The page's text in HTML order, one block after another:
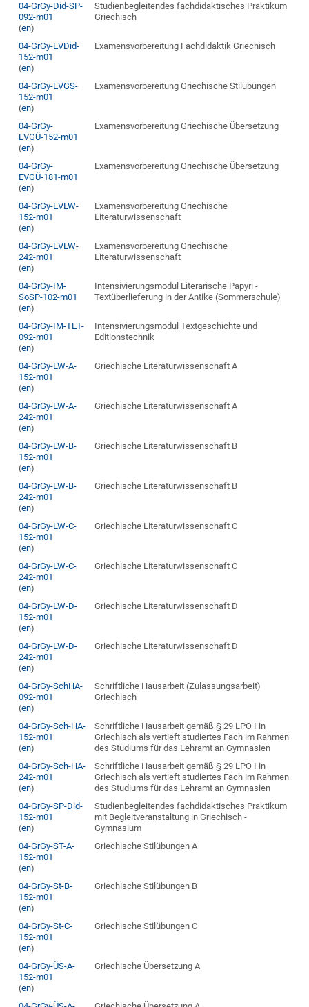
04-GrGy-Did-SP-
092-m01
(en)
Studienbegleitendes fachdidaktisches Praktikum
Griechisch
04-GrGy-EVDid-
152-m01
(en)
Examensvorbereitung Fachdidaktik Griechisch
04-GrGy-EVGS-
152-m01
(en)
Examensvorbereitung Griechische Stilübungen
04-GrGy-
EVGÜ-152-m01
(en)
Examensvorbereitung Griechische Übersetzung
04-GrGy-
EVGÜ-181-m01
(en)
Examensvorbereitung Griechische Übersetzung
04-GrGy-EVLW-
152-m01
(en)
Examensvorbereitung Griechische
Literaturwissenschaft
04-GrGy-EVLW-
242-m01
(en)
Examensvorbereitung Griechische
Literaturwissenschaft
04-GrGy-IM-
SoSP-102-m01
(en)
Intensivierungsmodul Literarische Papyri -
Textüberlieferung in der Antike (Sommerschule)
04-GrGy-IM-TET-
092-m01
(en)
Intensivierungsmodul Textgeschichte und
Editionstechnik
04-GrGy-LW-A-
152-m01
(en)
Griechische Literaturwissenschaft A
04-GrGy-LW-A-
242-m01
(en)
Griechische Literaturwissenschaft A
04-GrGy-LW-B-
152-m01
(en)
Griechische Literaturwissenschaft B
04-GrGy-LW-B-
242-m01
(en)
Griechische Literaturwissenschaft B
04-GrGy-LW-C-
152-m01
(en)
Griechische Literaturwissenschaft C
04-GrGy-LW-C-
242-m01
(en)
Griechische Literaturwissenschaft C
04-GrGy-LW-D-
152-m01
(en)
Griechische Literaturwissenschaft D
04-GrGy-LW-D-
242-m01
(en)
Griechische Literaturwissenschaft D
04-GrGy-SchHA-
092-m01
(en)
Schriftliche Hausarbeit (Zulassungsarbeit)
Griechisch
04-GrGy-Sch-HA-
152-m01
(en)
Schriftliche Hausarbeit gemäß § 29 LPO I in
Griechisch als vertieft studiertes Fach im Rahmen
des Studiums für das Lehramt an Gymnasien
04-GrGy-Sch-HA-
242-m01
(en)
Schriftliche Hausarbeit gemäß § 29 LPO I in
Griechisch als vertieft studiertes Fach im Rahmen
des Studiums für das Lehramt an Gymnasien
04-GrGy-SP-Did-
152-m01
(en)
Studienbegleitendes fachdidaktisches Praktikum
mit Begleitveranstaltung in Griechisch -
Gymnasium
04-GrGy-ST-A-
152-m01
(en)
Griechische Stilübungen A
04-GrGy-St-B-
152-m01
(en)
Griechische Stilübungen B
04-GrGy-St-C-
152-m01
(en)
Griechische Stilübungen C
04-GrGy-ÜS-A-
152-m01
(en)
Griechische Übersetzung A